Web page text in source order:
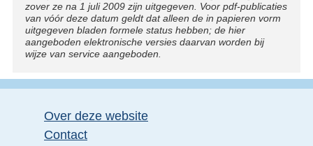
i
n
k
zover ze na 1 juli 2009 zijn uitgegeven. Voor pdf-publicaties
van vóór deze datum geldt dat alleen de in papieren vorm
uitgegeven bladen formele status hebben; de hier
aangeboden elektronische versies daarvan worden bij
wijze van service aangeboden.
Over deze website
Contact